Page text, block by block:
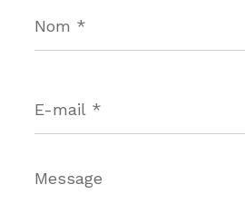
*
mail
*
Message
*